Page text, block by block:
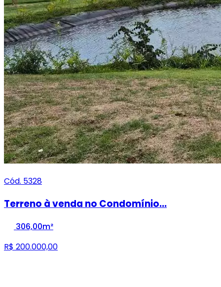
Cód. 5328
Terreno à venda no Condomínio...
306,00m²
R$ 200.000,00